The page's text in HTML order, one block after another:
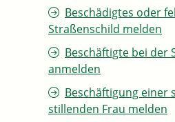
Beschädigtes oder
Straßenschild melden
Beschäftigte bei der
anmelden
Beschäftigung einer
stillenden Frau melden